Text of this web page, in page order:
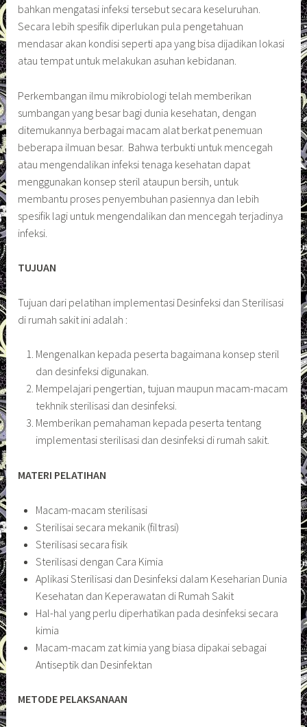
bahkan mengatasi infeksi tersebut secara keseluruhan.
Secara lebih spesifik diperlukan pula pengetahuan
mendasar akan kondisi seperti apa yang bisa dijadikan lokasi
atau tempat untuk melakukan asuhan kebidanan.
Perkembangan ilmu mikrobiologi telah memberikan
sumbangan yang besar bagi dunia kesehatan, dengan
ditemukannya berbagai macam alat berkat penemuan
beberapa ilmuan besar. Bahwa terbukti untuk mencegah
atau mengendalikan infeksi tenaga kesehatan dapat
menggunakan konsep steril ataupun bersih, untuk
membantu proses penyembuhan pasiennya dan lebih
spesifik lagi untuk mengendalikan dan mencegah terjadinya
infeksi.
TUJUAN
Tujuan dari pelatihan implementasi Desinfeksi dan Sterilisasi
di rumah sakit ini adalah :
Mengenalkan kepada peserta bagaimana konsep steril
dan desinfeksi digunakan.
Mempelajari pengertian, tujuan maupun macam-macam
tekhnik sterilisasi dan desinfeksi.
Memberikan pemahaman kepada peserta tentang
implementasi sterilisasi dan desinfeksi di rumah sakit.
MATERI PELATIHAN
Macam-macam sterilisasi
Sterilisai secara mekanik (filtrasi)
Sterilisasi secara fisik
Sterilisasi dengan Cara Kimia
Aplikasi Sterilisasi dan Desinfeksi dalam Keseharian Dunia
Kesehatan dan Keperawatan di Rumah Sakit
Hal-hal yang perlu diperhatikan pada desinfeksi secara
kimia
Macam-macam zat kimia yang biasa dipakai sebagai
Antiseptik dan Desinfektan
METODE PELAKSANAAN